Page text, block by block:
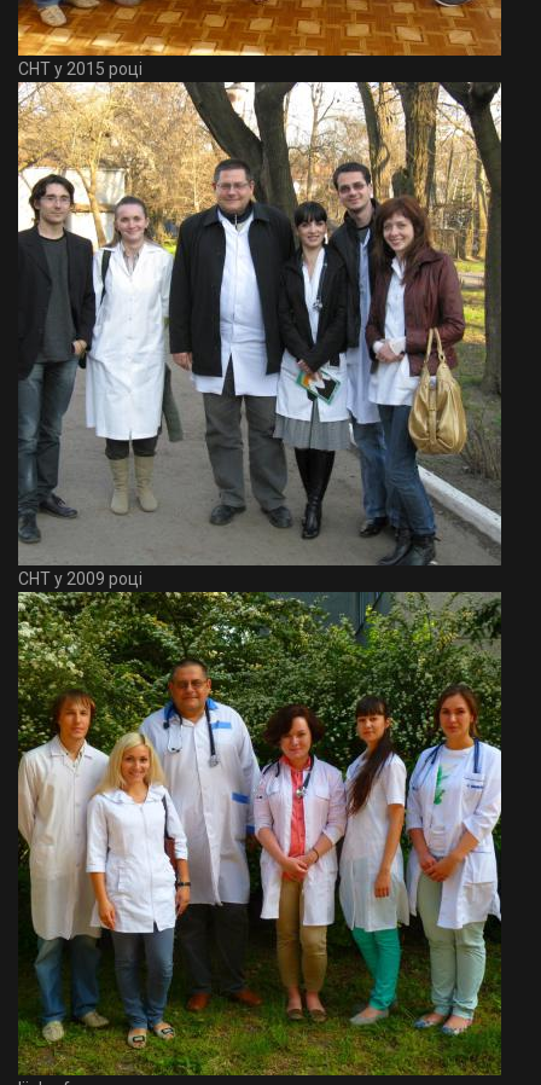
СНТ у 2015 році
СНТ у 2009 році